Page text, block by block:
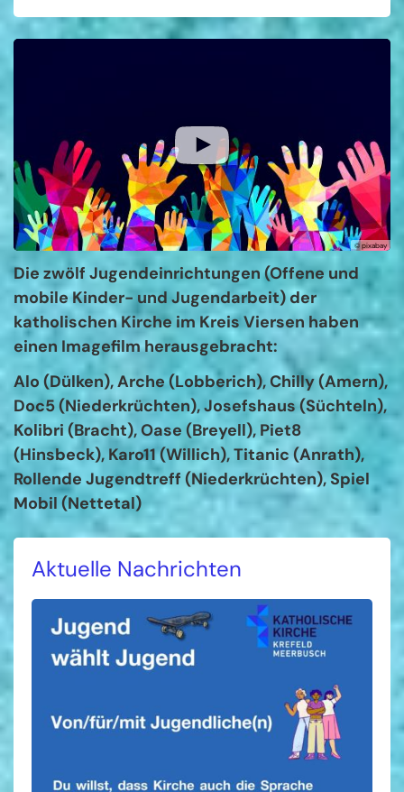
© pixabay
Die zwölf Jugendeinrichtungen (Offene und
mobile Kinder- und Jugendarbeit) der
katholischen Kirche im Kreis Viersen haben
einen Imagefilm herausgebracht:
Alo (Dülken), Arche (Lobberich), Chilly (Amern),
Doc5 (Niederkrüchten), Josefshaus (Süchteln),
Kolibri (Bracht), Oase (Breyell), Piet8
(Hinsbeck), Karo11 (Willich), Titanic (Anrath),
Rollende Jugendtreff (Niederkrüchten), Spiel
Mobil (Nettetal)
Aktuelle Nachrichten